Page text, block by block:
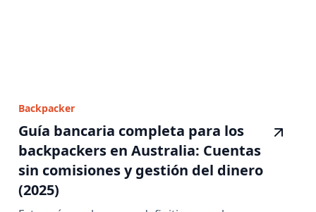
Backpacker
Guía bancaria completa para los
backpackers en Australia: Cuentas
sin comisiones y gestión del dinero
(2025)